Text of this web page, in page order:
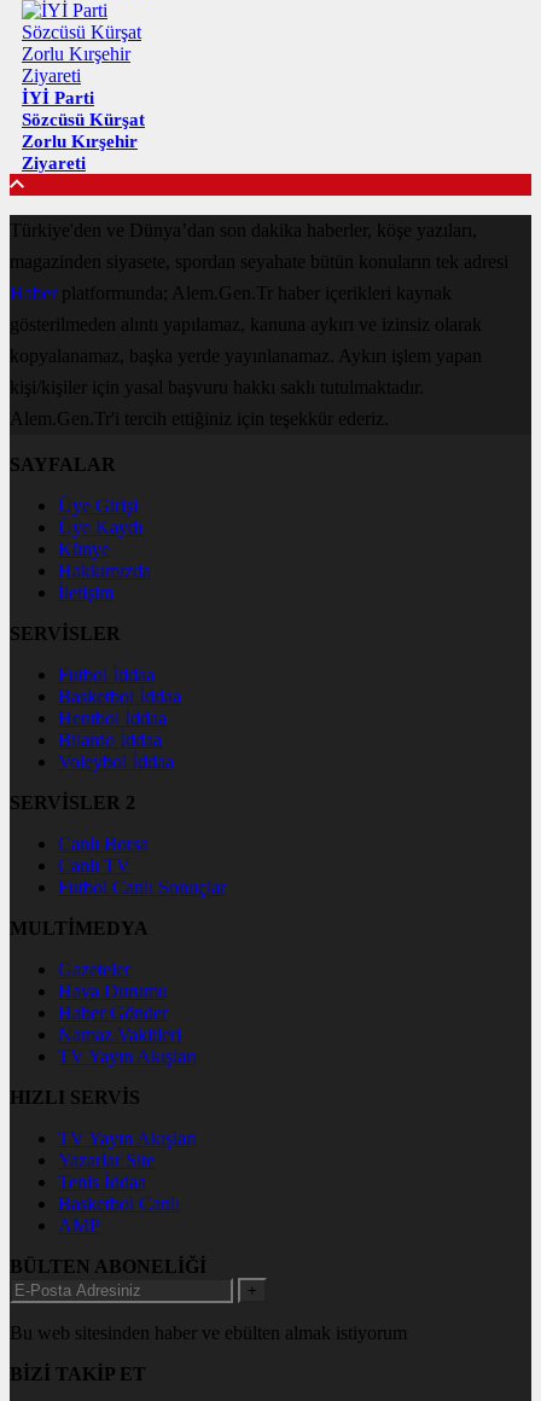
İYİ Parti
Sözcüsü Kürşat
Zorlu Kırşehir
Ziyareti
Türkiye'den ve Dünya’dan son dakika haberler, köşe yazıları,
magazinden siyasete, spordan seyahate bütün konuların tek adresi
Haberplatformunda; Alem.Gen.Tr haber içerikleri kaynak
gösterilmeden alıntı yapılamaz, kanuna aykırı ve izinsiz olarak
kopyalanamaz, başka yerde yayınlanamaz. Aykırı işlem yapan
kişi/kişiler için yasal başvuru hakkı saklı tutulmaktadır.
Alem.Gen.Tr'i tercih ettiğiniz için teşekkür ederiz.
SAYFALAR
Üye Girişi
Üye Kaydı
Künye
Hakkımızda
İletişim
SERVİSLER
Futbol İddaa
Basketbol İddaa
Hentbol İddaa
Bilardo İddaa
Voleybol İddaa
SERVİSLER 2
Canlı Borsa
Canlı TV
Futbol Canlı Sonuçlar
MULTİMEDYA
Gazeteler
Hava Durumu
Haber Gönder
Namaz Vakitleri
TV Yayın Akışları
HIZLI SERVİS
TV Yayın Akışları
Yazarlar Site
Tenis İddaa
Basketbol Canlı
AMP
BÜLTEN ABONELİĞİ
+
Bu web sitesinden haber ve ebülten almak istiyorum
BİZİ TAKİP ET